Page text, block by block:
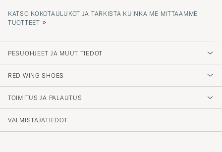
KATSO KOKOTAULUKOT JA TARKISTA KUINKA ME MITTAAMME
TUOTTEET »
PESUOHJEET JA MUUT TIEDOT
RED WING SHOES
TOIMITUS JA PALAUTUS
VALMISTAJATIEDOT